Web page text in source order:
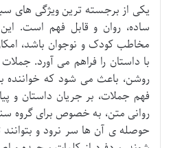
یکی از برجسته ترین ویژگی های
ساده، روان و قابل فهم است.
مخاطب کودک و نوجوان باشد،
با داستان را فراهم می آورد.
روشن، باعث می شود که خواننده
فهم جملات، بر جریان داستان و
روانی متن، به خصوص برای گروه
حوصله ی آن ها سر نرود و بتوانند